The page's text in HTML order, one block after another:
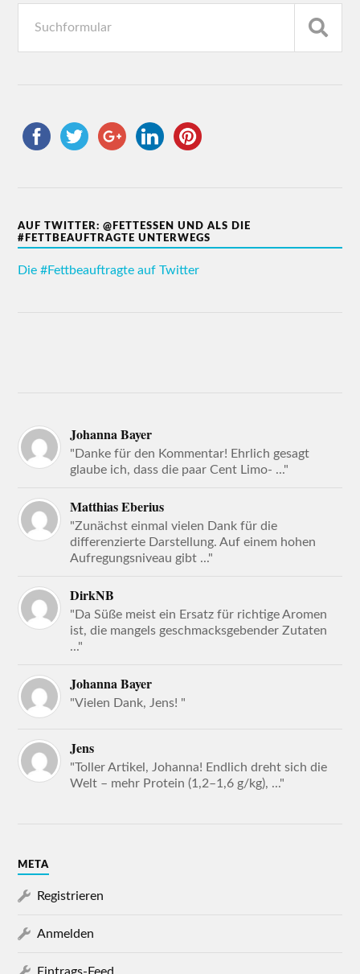
AUF TWITTER: @FETTESSEN UND ALS DIE
#FETTBEAUFTRAGTE UNTERWEGS
Die #Fettbeauftragte auf Twitter
Johanna Bayer
"Danke für den Kommentar! Ehrlich gesagt
glaube ich, dass die paar Cent Limo- ..."
Matthias Eberius
"Zunächst einmal vielen Dank für die
differenzierte Darstellung. Auf einem hohen
Aufregungsniveau gibt ..."
DirkNB
"Da Süße meist ein Ersatz für richtige Aromen
ist, die mangels geschmacksgebender Zutaten
..."
Johanna Bayer
"Vielen Dank, Jens! "
Jens
"Toller Artikel, Johanna! Endlich dreht sich die
Welt – mehr Protein (1,2–1,6 g/kg), ..."
META
Registrieren
Anmelden